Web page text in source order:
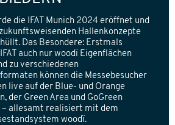
die IFAT Munich 2024 eröffnet und
Hallenkonzepte
Das Besondere: Erstmals
auch nur woodï Eigenflächen
zu verschiedenen
können die Messebesucher
live auf der Blue- und Orange
der Green Area und GoGreen
– allesamt realisiert mit dem
woodï.